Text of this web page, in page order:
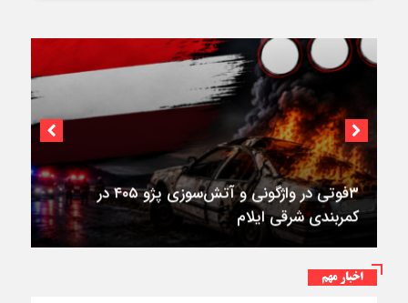
۳فوتی در واژگونی و آتش‌سوزی پژو ۴۰۵ در
کمربندی شرقی ایلام
اخبار مهم